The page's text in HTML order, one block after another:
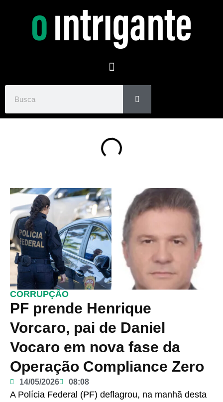
CORRUPÇÃO
PF prende Henrique
Vorcaro, pai de Daniel
Vocaro em nova fase da
Operação Compliance Zero
14/05/2026 08:08
A Polícia Federal (PF) deflagrou, na manhã desta